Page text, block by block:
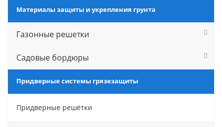
Материалы защиты и укрепления грунта
Газонные решетки
Садовые бордюры
Придверные системы грязезащиты
Придверные решётки